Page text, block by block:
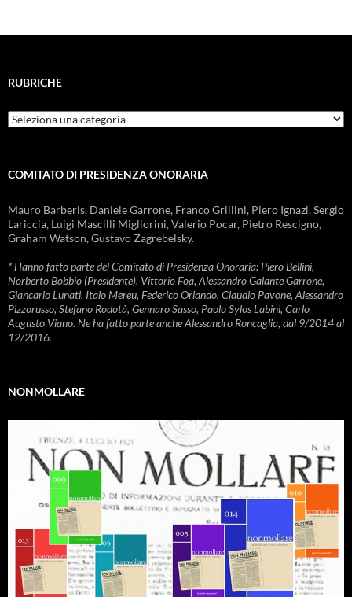
RUBRICHE
Rubriche
COMITATO DI PRESIDENZA ONORARIA
Mauro Barberis, Daniele Garrone, Franco Grillini, Piero Ignazi, Sergio
Lariccia, Luigi Mascilli Migliorini, Valerio Pocar, Pietro Rescigno,
Graham Watson, Gustavo Zagrebelsky.
* Hanno fatto parte del Comitato di Presidenza Onoraria: Piero Bellini,
Norberto Bobbio (Presidente), Vittorio Foa, Alessandro Galante Garrone,
Giancarlo Lunati, Italo Mereu, Federico Orlando, Claudio Pavone, Alessandro
Pizzorusso, Stefano Rodotà, Gennaro Sasso, Paolo Sylos Labini, Carlo
Augusto Viano. Ne ha fatto parte anche Alessandro Roncaglia, dal 9/2014 al
12/2016.
NONMOLLARE